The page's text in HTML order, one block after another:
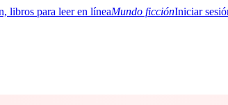
Mundo ficciónIniciar